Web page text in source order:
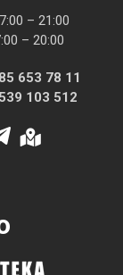
– 21:00
– 20:00
653 78 11
103 512